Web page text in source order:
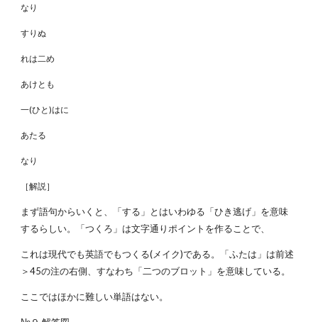
なり
すりぬ
れは二め
あけとも
一(ひと)はに
あたる
なり
［解説］
まず語句からいくと、「する」とはいわゆる「ひき逃げ」を意味
するらしい。「つくろ」は文字通りポイントを作ることで、
これは現代でも英語でもつくる(メイク)である。「ふたは」は前述
＞45の注の右側、すなわち「二つのブロット」を意味している。
ここではほかに難しい単語はない。